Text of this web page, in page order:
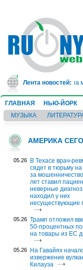
Лента новостей:
тюрьму на 10 лет за
ГЛАВНАЯ НЬЮ-ЙОРК
МУЗЫКА
АМЕРИКА
05.26
В Техасе врач-
сядет в тюрьму
за
лет ставил
неверные
находил у них
несуществующие
05.26 Трамп отложил
50-процентных
на товары из ЕС
05.26
На Гавайях
извержение
Килауэа